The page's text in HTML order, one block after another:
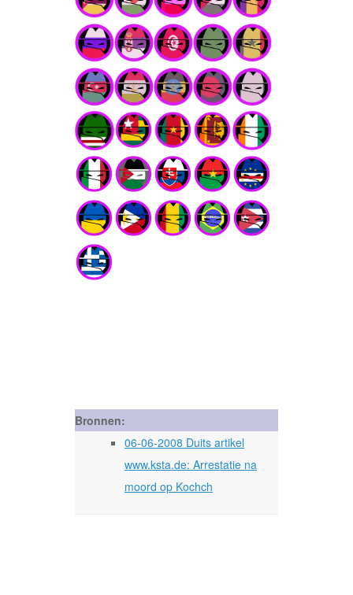
Bronnen:
06-06-2008 Duits artikel
www.ksta.de: Arrestatie na
moord op Kochch